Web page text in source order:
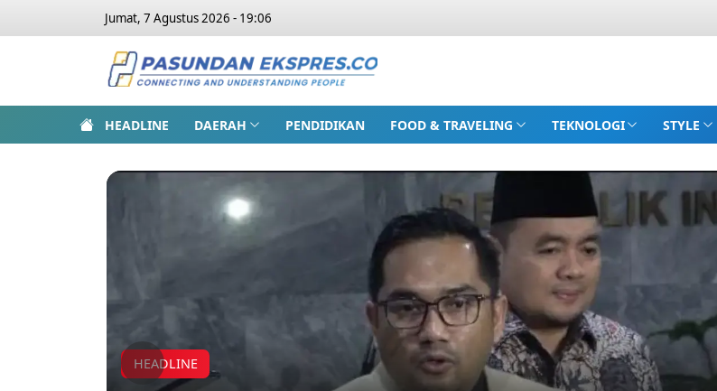
Jumat, 7 Agustus 2026 - 19:06
HEADLINE DAERAH PENDIDIKAN FOOD & TRAVELING TEKNOLOGI STYLE
HEADLINE
Previous